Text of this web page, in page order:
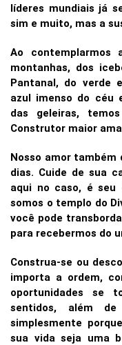
líderes mundiais já
sim e muito, mas a
Ao contemplarmos
montanhas, dos
Pantanal, do verde
azul imenso do céu
das geleiras,
Construtor maior
Nosso amor também
dias. Cuide de sua
aqui no caso, é seu
somos o templo do
você pode
para recebermos do
Construa-se ou
importa a ordem,
oportunidades se
sentidos, além
simplesmente
sua vida seja uma